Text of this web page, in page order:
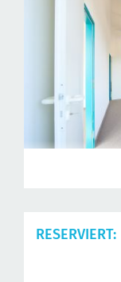
RESERVIERT: